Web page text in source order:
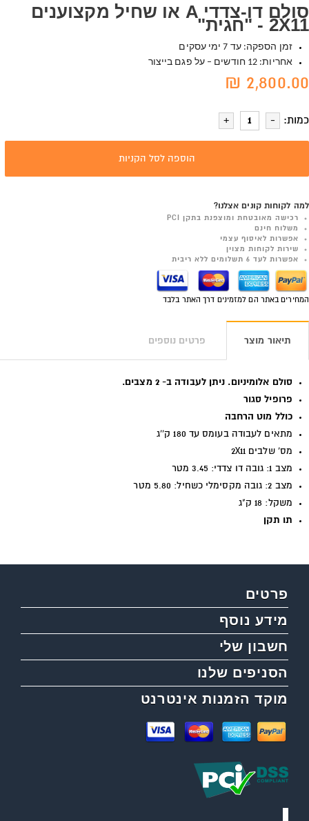
סולם דו-צדדי A או שחיל מקצוענים
2X11 - "חגית"
זמן הספקה: עד 7 ימי עסקים
אחריות: 12 חודשים – על פגם בייצור
2,800.00 ₪
כמות:
הוספה לסל הקניות
למה לקוחות קונים אצלנו?
רכישה מאובטחת ומוצפנת בתקן PCI
משלוח חינם
אפשרות לאיסוף עצמי
שירות לקוחות מצוין
אפשרות לעד 6 תשלומים ללא ריבית
המחירים באתר הם למזמינים דרך האתר בלבד
תיאור מוצר פרטים נוספים
סולם אלומיניום. ניתן לעבודה ב- 2 מצבים.
פרופיל סגור
כולל מוט הרחבה
מתאים לעבודה בעומס עד 180 ק''ג
מס' שלבים 2X11
מצב 1: גובה דו צדדי: 3.45 מטר
מצב 2: גובה מקסימלי כשחיל: 5.80 מטר
משקל: 18 ק"ג
תו תקן
פרטים
מידע נוסף
חשבון שלי
הסניפים שלנו
מוקד הזמנות אינטרנט